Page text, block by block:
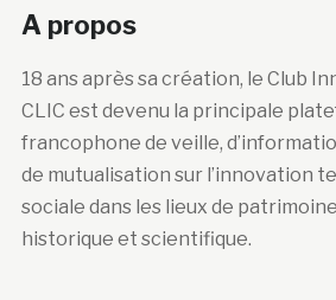
A propos
18 ans après sa création, le Club
CLIC est devenu la principale
francophone de veille,
de mutualisation sur l’innovation
sociale dans les lieux de
historique et scientifique.